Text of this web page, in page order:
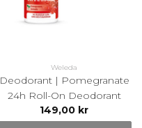
Weleda
Deodorant | Pomegranate
24h Roll-On Deodorant
149,00 kr